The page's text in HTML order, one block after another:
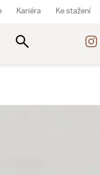
Kariéra Ke stažení